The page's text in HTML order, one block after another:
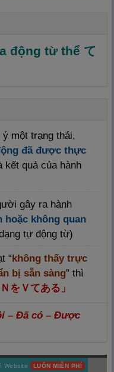
động từ thể て
một trạng thái,
đã được thực
kết quả của hành
gây ra hành
hoặc không quan
tự động từ)
“không thấy trực
bị sẵn sàng” thì
ＮをＶてある」
– Đã có – Được
Website
LUÔN MIỄN PHÍ